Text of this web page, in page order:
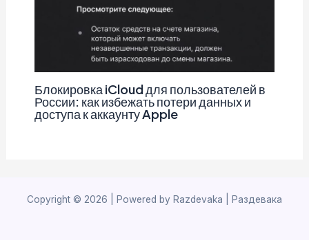
Блокировка iCloud для пользователей в
России: как избежать потери данных и
доступа к аккаунту Apple
Copyright © 2026 | Powered by Razdevaka | Раздевака